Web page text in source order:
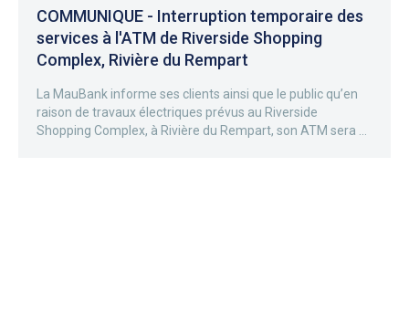
COMMUNIQUE - Interruption temporaire des
services à l'ATM de Riverside Shopping
Complex, Rivière du Rempart
La MauBank informe ses clients ainsi que le public qu’en
raison de travaux électriques prévus au Riverside
Shopping Complex, à Rivière du Rempart, son ATM sera ...